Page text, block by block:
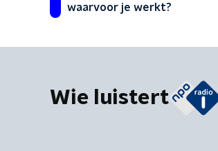
waarvoor je werkt?
Wie luistert